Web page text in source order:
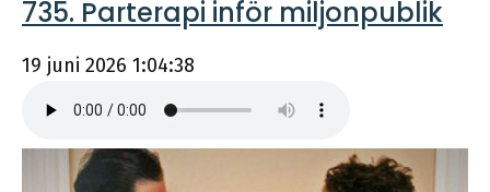
735. Parterapi inför miljonpublik
19 juni 2026 1:04:38